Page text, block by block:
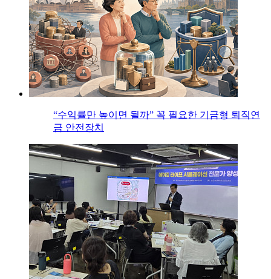
“수익률만 높이면 될까” 꼭 필요한 기금형 퇴직연
금 안전장치